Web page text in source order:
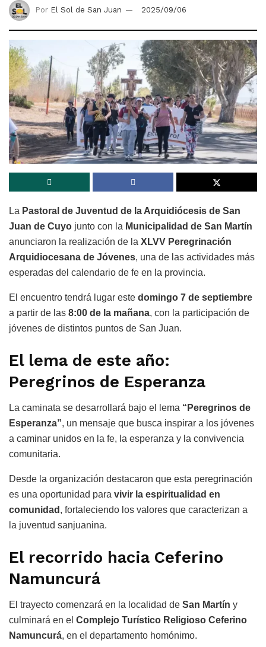
Por El Sol de San Juan 2025/09/06
La Pastoral de Juventud de la Arquidiócesis de San
Juan de Cuyo junto con la Municipalidad de San Martín
anunciaron la realización de la XLVV Peregrinación
Arquidiocesana de Jóvenes, una de las actividades más
esperadas del calendario de fe en la provincia.
El encuentro tendrá lugar este domingo 7 de septiembre
a partir de las 8:00 de la mañana, con la participación de
jóvenes de distintos puntos de San Juan.
El lema de este año:
Peregrinos de Esperanza
La caminata se desarrollará bajo el lema “Peregrinos de
Esperanza”, un mensaje que busca inspirar a los jóvenes
a caminar unidos en la fe, la esperanza y la convivencia
comunitaria.
Desde la organización destacaron que esta peregrinación
es una oportunidad para vivir la espiritualidad en
comunidad , fortaleciendo los valores que caracterizan a
la juventud sanjuanina.
El recorrido hacia Ceferino
Namuncurá
El trayecto comenzará en la localidad de San Martín y
culminará en el Complejo Turístico Religioso Ceferino
Namuncurá, en el departamento homónimo.